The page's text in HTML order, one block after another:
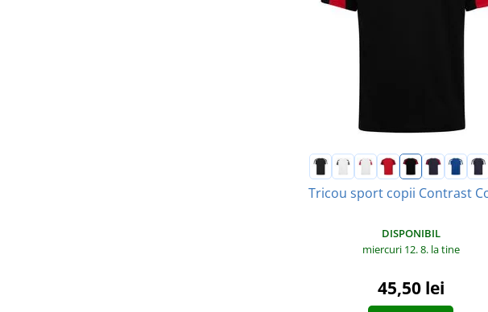
Tricou sport copii Contrast
DISPONIBIL
miercuri 12. 8. la tine
45,50 lei